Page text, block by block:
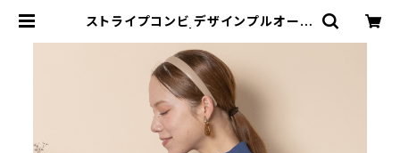
ストライプコンビ デザインプルオーバ
icial shop